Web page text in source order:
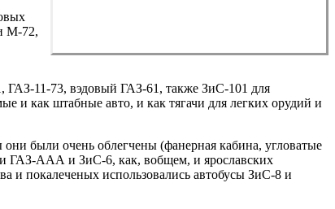
М-72,
ГАЗ-11-73, вэдовый ГАЗ-61, также ЗиС-101 для
и как штабные авто, и как тягачи для легких орудий и
были очень облегчены (фанерная кабина, угловатые
ГАЗ-ААА и ЗиС-6, как, вобщем, и ярославских
и покалеченых использовались автобусы ЗиС-8 и